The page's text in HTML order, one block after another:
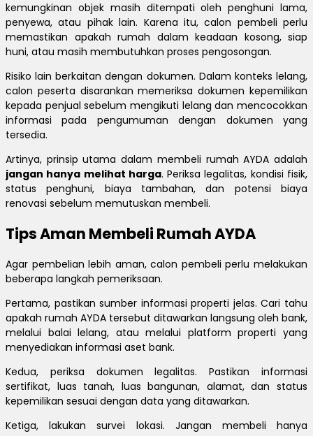
kemungkinan objek masih ditempati oleh penghuni lama,
penyewa, atau pihak lain. Karena itu, calon pembeli perlu
memastikan apakah rumah dalam keadaan kosong, siap
huni, atau masih membutuhkan proses pengosongan.
Risiko lain berkaitan dengan dokumen. Dalam konteks lelang,
calon peserta disarankan memeriksa dokumen kepemilikan
kepada penjual sebelum mengikuti lelang dan mencocokkan
informasi pada pengumuman dengan dokumen yang
tersedia.
Artinya, prinsip utama dalam membeli rumah AYDA adalah
jangan hanya melihat harga. Periksa legalitas, kondisi fisik,
status penghuni, biaya tambahan, dan potensi biaya
renovasi sebelum memutuskan membeli.
Tips Aman Membeli Rumah AYDA
Agar pembelian lebih aman, calon pembeli perlu melakukan
beberapa langkah pemeriksaan.
Pertama, pastikan sumber informasi properti jelas. Cari tahu
apakah rumah AYDA tersebut ditawarkan langsung oleh bank,
melalui balai lelang, atau melalui platform properti yang
menyediakan informasi aset bank.
Kedua, periksa dokumen legalitas. Pastikan informasi
sertifikat, luas tanah, luas bangunan, alamat, dan status
kepemilikan sesuai dengan data yang ditawarkan.
Ketiga, lakukan survei lokasi. Jangan membeli hanya